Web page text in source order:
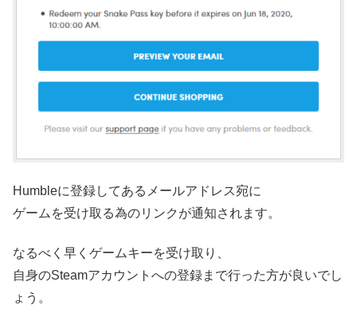
Humbleに登録してあるメールアドレス宛に
ゲームを受け取る為のリンクが通知されます。
なるべく早くゲームキーを受け取り、
自身のSteamアカウントへの登録まで行った方が良いでし
ょう。